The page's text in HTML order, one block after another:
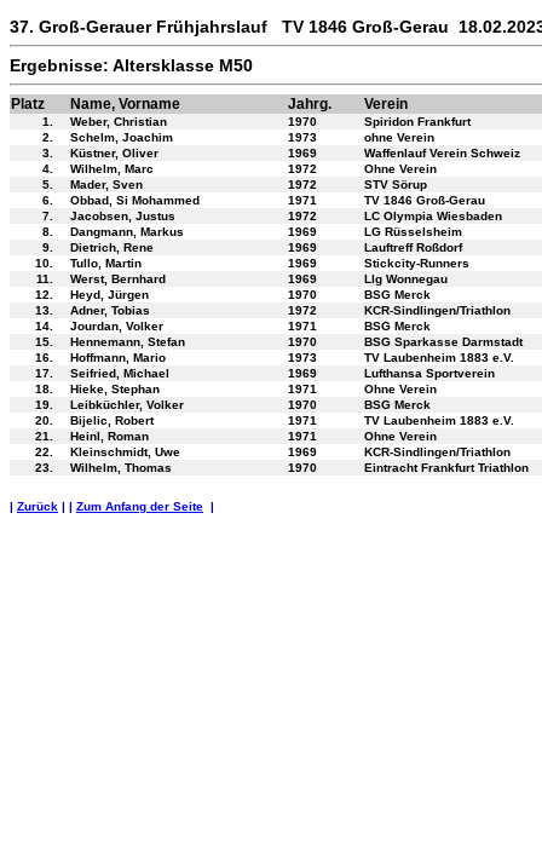
37. Groß-Gerauer Frühjahrslauf TV 1846 Groß-Gerau
Ergebnisse: Altersklasse M50
Platz Name, Vorname Jahrg. Verein
1. Weber, Christian 1970
Spiridon Frankfurt
2.
Schelm, Joachim 1973
ohne Verein
3.
Küstner, Oliver 1969
Waffenlauf Verein Schweiz
4.
Wilhelm, Marc 1972
Ohne Verein
5.
Mader, Sven 1972
STV Sörup
6.
Obbad, Si Mohammed 1971
TV 1846 Groß-Gerau
7.
Jacobsen, Justus 1972
LC Olympia Wiesbaden
8.
Dangmann, Markus 1969
LG Rüsselsheim
9.
Dietrich, Rene 1969
Lauftreff Roßdorf
10.
Tullo, Martin 1969
Stickcity-Runners
11.
Werst, Bernhard 1969
Llg Wonnegau
12.
Heyd, Jürgen 1970
BSG Merck
13.
Adner, Tobias 1972
KCR-Sindlingen/Triathlon
14.
Jourdan, Volker 1971
BSG Merck
15.
Hennemann, Stefan 1970
BSG Sparkasse Darmstadt
16.
Hoffmann, Mario 1973
TV Laubenheim 1883 e.V.
17.
Seifried, Michael 1969
Lufthansa Sportverein
18.
Hieke, Stephan 1971
Ohne Verein
19.
Leibküchler, Volker 1970
BSG Merck
20.
Bijelic, Robert 1971
TV Laubenheim 1883 e.V.
21.
Heinl, Roman 1971
Ohne Verein
22.
Kleinschmidt, Uwe 1969
KCR-Sindlingen/Triathlon
23.
Wilhelm, Thomas 1970 Eintracht Frankfurt Triathlon
| Zurück | | Zum Anfang der Seite |